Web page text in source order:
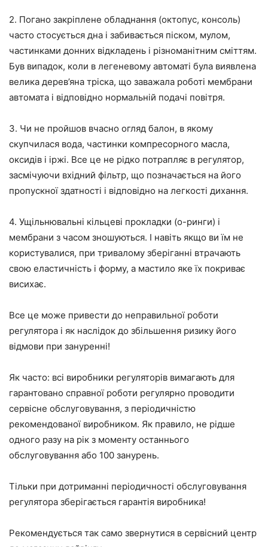
2. Погано закріплене обладнання (октопус, консоль)
часто стосується дна і забивається піском, мулом,
частинками донних відкладень і різноманітним сміттям.
Був випадок, коли в легеневому автоматі була виявлена
велика дерев’яна тріска, що заважала роботі мембрани
автомата і відповідно нормальній подачі повітря.
3. Чи не пройшов вчасно огляд балон, в якому
скупчилася вода, частинки компресорного масла,
оксидів і іржі. Все це не рідко потрапляє в регулятор,
засмічуючи вхідний фільтр, що позначається на його
пропускної здатності і відповідно на легкості дихання.
4. Ущільнювальні кільцеві прокладки (о-ринги) і
мембрани з часом зношуються. І навіть якщо ви їм не
користувалися, при тривалому зберіганні втрачають
свою еластичність і форму, а мастило яке їх покриває
висихає.
Все це може привести до неправильної роботи
регулятора і як наслідок до збільшення ризику його
відмови при зануренні!
Як часто: всі виробники регуляторів вимагають для
гарантовано справної роботи регулярно проводити
сервісне обслуговування, з періодичністю
рекомендованої виробником. Як правило, не рідше
одного разу на рік з моменту останнього
обслуговування або 100 занурень.
Тільки при дотриманні періодичності обслуговування
регулятора зберігається гарантія виробника!
Рекомендується так само звернутися в сервісний центр